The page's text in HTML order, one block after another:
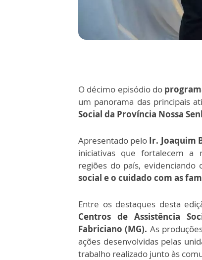
O décimo episódio do
um panorama das principais
Social da Província Nossa
Apresentado pelo Ir. Joaquim
iniciativas que fortalecem a
regiões do país,
social e o cuidado com as
Entre os destaques desta
Centros de Assistência
Fabriciano (MG). As
ações desenvolvidas pelas
trabalho realizado junto às